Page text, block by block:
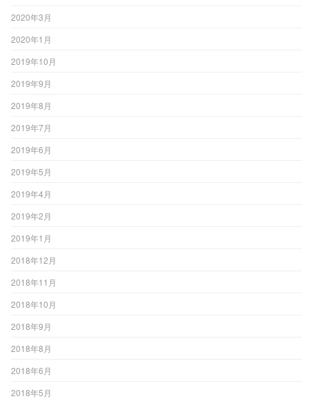
2020年3月
2020年1月
2019年10月
2019年9月
2019年8月
2019年7月
2019年6月
2019年5月
2019年4月
2019年2月
2019年1月
2018年12月
2018年11月
2018年10月
2018年9月
2018年8月
2018年6月
2018年5月